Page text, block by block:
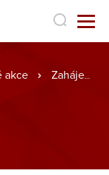
akce Zahájení adventu